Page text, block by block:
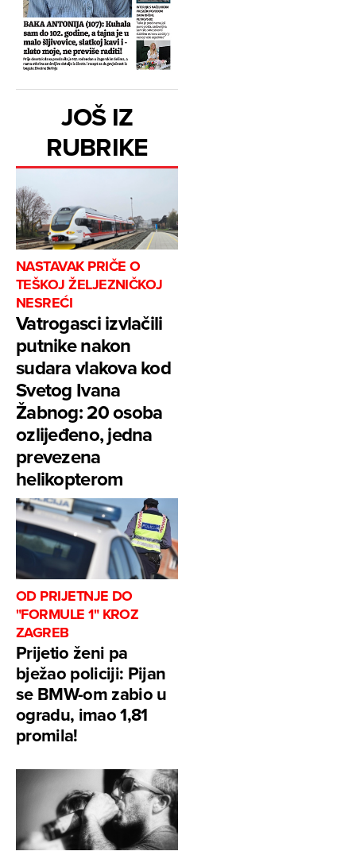
JOŠ IZ
RUBRIKE
NASTAVAK PRIČE O
TEŠKOJ ŽELJEZNIČKOJ
NESREĆI
Vatrogasci izvlačili
putnike nakon
sudara vlakova kod
Svetog Ivana
Žabnog: 20 osoba
ozlijeđeno, jedna
prevezena
helikopterom
OD PRIJETNJE DO
"FORMULE 1" KROZ
ZAGREB
Prijetio ženi pa
bježao policiji: Pijan
se BMW-om zabio u
ogradu, imao 1,81
promila!